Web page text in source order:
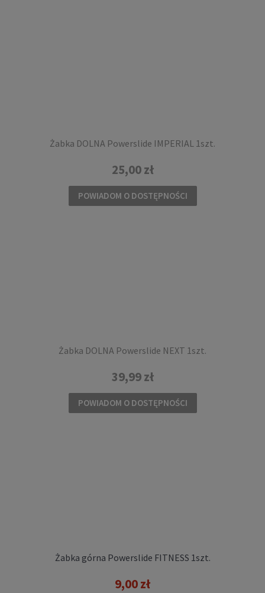
Śruba do kół Powerslide RACE 37mm 8mm
1szt.
Łożyska do rolek Rollerblade HYDROGEN ILQ 7
Żabka DOLNA Powerslide IMPERIAL 1szt.
25,00 zł
POWIADOM O DOSTĘPNOŚCI
Żabka DOLNA Powerslide NEXT 1szt.
39,99 zł
POWIADOM O DOSTĘPNOŚCI
Żabka górna Powerslide FITNESS 1szt.
9,00 zł